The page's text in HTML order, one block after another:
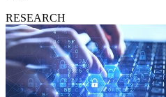
RESEARCH